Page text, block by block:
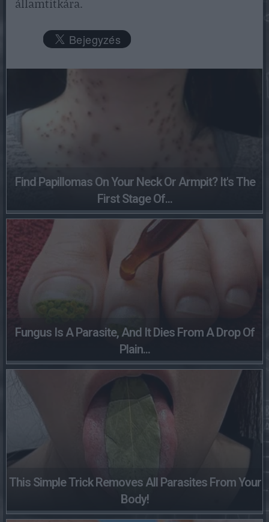
államtitkára.
Find Papillomas On Your Neck Or Armpit? It's The
First Stage Of...
Fungus Is A Parasite, And It Dies From A Drop Of
Plain...
This Simple Trick Removes All Parasites From Your
Body!